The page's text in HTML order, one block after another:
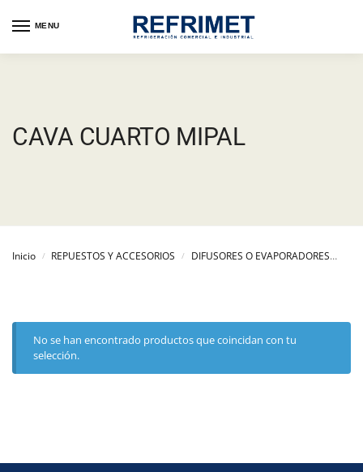
MENU
CAVA CUARTO MIPAL
Inicio / REPUESTOS Y ACCESORIOS / DIFUSORES O EVAPORADORES
No se han encontrado productos que coincidan con tu
selección.